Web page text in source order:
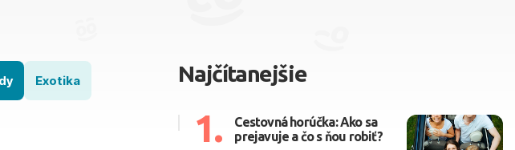
Najčítanejšie
1.
Cestovná horúčka: Ako sa
prejavuje a čo s ňou robiť?
Exotika